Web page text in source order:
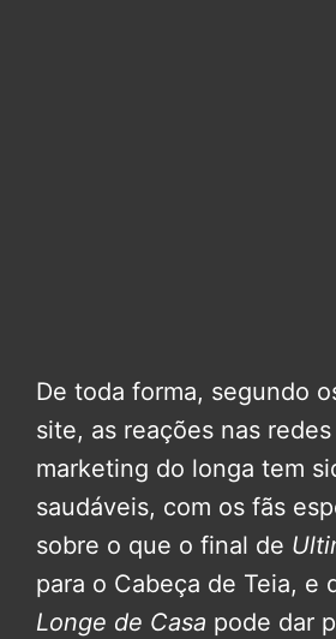
De toda forma, segundo
site, as reações nas
marketing do longa tem
saudáveis, com os fãs
sobre o que o final de
para o Cabeça de Teia, e
Longe de Casa pode dar